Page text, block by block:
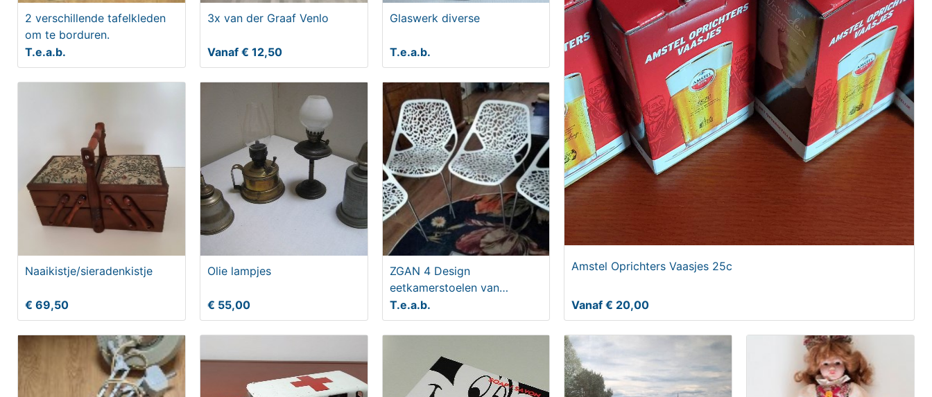
2 verschillende tafelkleden
om te borduren.
T.e.a.b.
3x van der Graaf Venlo
Vanaf € 12,50
Glaswerk diverse
T.e.a.b.
Amstel Oprichters Vaasjes 25c
Vanaf € 20,00
Naaikistje/sieradenkistje
€ 69,50
Olie lampjes
€ 55,00
ZGAN 4 Design
eetkamerstoelen van
Casprini
T.e.a.b.